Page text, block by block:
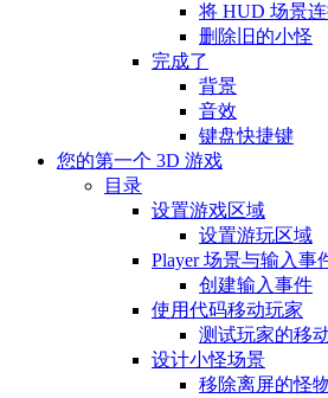
将 HUD 场景
删除旧的小怪
完成了
背景
音效
键盘快捷键
您的第一个 3D 游戏
目录
设置游戏区域
设置游玩区域
Player 场景与输入事
创建输入事件
使用代码移动玩家
测试玩家的移
设计小怪场景
移除离屏的怪